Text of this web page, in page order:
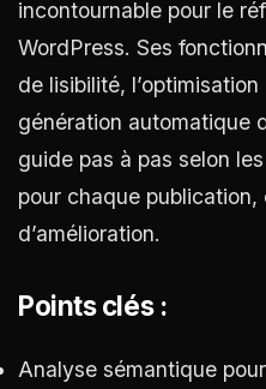
incontournable pour le
WordPress. Ses
de lisibilité,
génération automatique
guide pas à pas selon
pour chaque publication,
d’amélioration.
Points clés :
Analyse sémantique